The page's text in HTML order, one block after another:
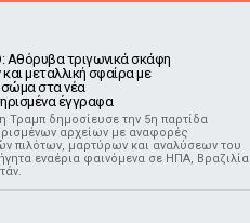
Αθόρυβα τριγωνικά σκάφη
μεταλλική σφαίρα με
στα νέα
έγγραφα
Τραμπ δημοσίευσε την 5η παρτίδα
αρχείων με αναφορές
πιλότων, μαρτύρων και αναλύσεων του
εναέρια φαινόμενα σε ΗΠΑ, Βραζιλία